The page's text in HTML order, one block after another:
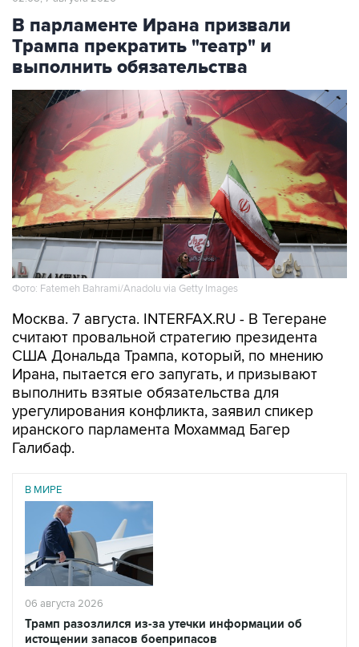
В парламенте Ирана призвали
Трампа прекратить "театр" и
выполнить обязательства
Фото: Fatemeh Bahrami/Anadolu via Getty Images
Москва. 7 августа. INTERFAX.RU - В Тегеране
считают провальной стратегию президента
США Дональда Трампа, который, по мнению
Ирана, пытается его запугать, и призывают
выполнить взятые обязательства для
урегулирования конфликта, заявил спикер
иранского парламента Мохаммад Багер
Галибаф.
В МИРЕ
06 августа 2026
Трамп разозлился из-за утечки информации об
истощении запасов боеприпасов